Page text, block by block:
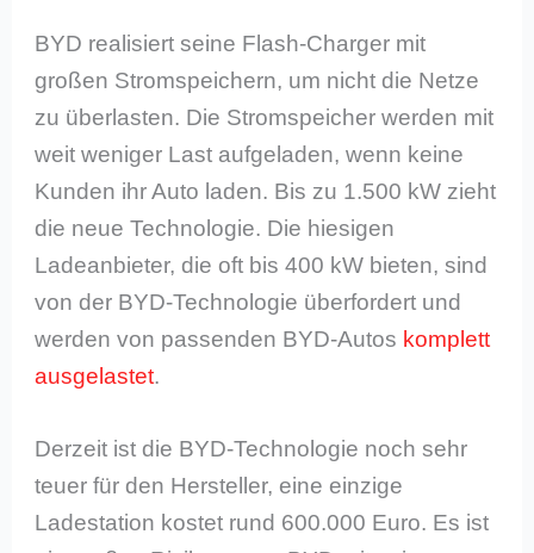
BYD realisiert seine Flash-Charger mit
großen Stromspeichern, um nicht die Netze
zu überlasten. Die Stromspeicher werden mit
weit weniger Last aufgeladen, wenn keine
Kunden ihr Auto laden. Bis zu 1.500 kW zieht
die neue Technologie. Die hiesigen
Ladeanbieter, die oft bis 400 kW bieten, sind
von der BYD-Technologie überfordert und
werden von passenden BYD-Autos komplett
ausgelastet.
Derzeit ist die BYD-Technologie noch sehr
teuer für den Hersteller, eine einzige
Ladestation kostet rund 600.000 Euro. Es ist